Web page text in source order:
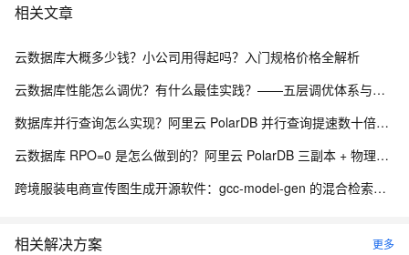
相关文章
云数据库大概多少钱？小公司用得起吗？入门规格价格全解析
云数据库性能怎么调优？有什么最佳实践？——五层调优体系与阿里云 RDS 实战
数据库并行查询怎么实现？阿里云 PolarDB 并行查询提速数十倍解析
云数据库 RPO=0 是怎么做到的？阿里云 PolarDB 三副本 + 物理复制解析
跨境服装电商宣传图生成开源软件：gcc-model-gen 的混合检索与风格继承架构
相关解决方案 更多